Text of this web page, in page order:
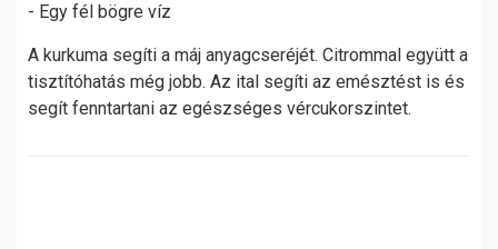
- Egy fél bögre víz
A kurkuma segíti a máj anyagcseréjét. Citrommal együtt a
tisztítóhatás még jobb. Az ital segíti az emésztést is és
segít fenntartani az egészséges vércukorszintet.